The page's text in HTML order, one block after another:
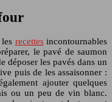
recettesincontournables
le pavé de saumon
déposer les pavés dans un
puis de les assaisonner :
ajouter quelques
ou un peu de vin blanc.